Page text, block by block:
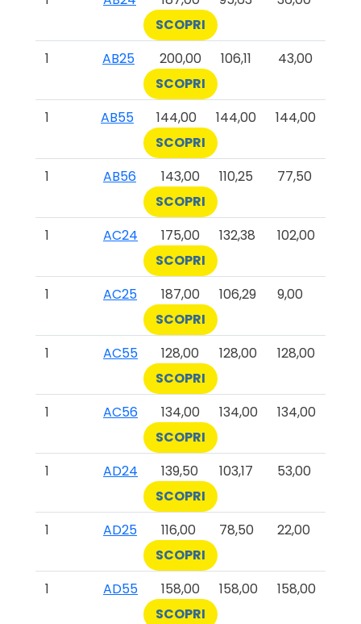
SCOPRI
1
AB25 200,00 106,11
43,00
SCOPRI
1
AB55 144,00 144,00
144,00
SCOPRI
1
AB56 143,00 110,25
77,50
SCOPRI
1
AC24 175,00 132,38
102,00
SCOPRI
1
AC25 187,00 106,29
9,00
SCOPRI
1
AC55 128,00 128,00
128,00
SCOPRI
1
AC56 134,00 134,00
134,00
SCOPRI
1
AD24 139,50 103,17
53,00
SCOPRI
1
AD25 116,00 78,50
22,00
SCOPRI
1
AD55 158,00 158,00
158,00
SCOPRI